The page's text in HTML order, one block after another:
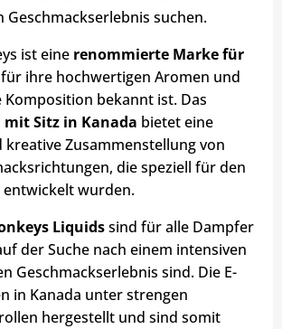
Geschmackserlebnis suchen.
ist eine renommierte Marke für
für ihre hochwertigen Aromen und
bekannt ist. Das
mit Sitz in Kanada bietet eine
kreative Zusammenstellung von
die speziell für den
entwickelt wurden.
Liquidssind für alle Dampfer
der Suche nach einem intensiven
Geschmackserlebnis sind. Die E-
in Kanada unter strengen
hergestellt und sind somit